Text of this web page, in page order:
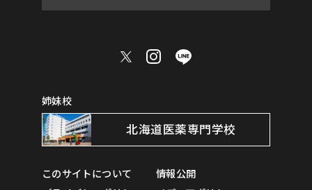
姉妹校
北海道医薬専門学校
このサイトについて
情報公開